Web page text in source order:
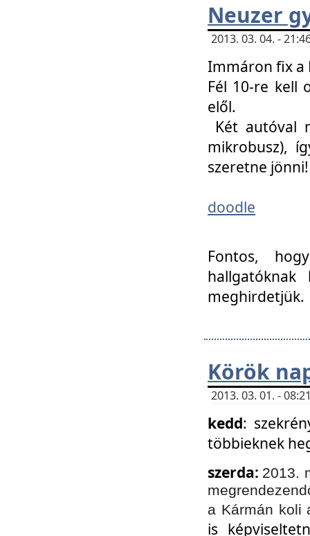
Neuzer
2013. 03. 04. -
Immáron fix a
Fél 10-re kell
elől.
Két autóval
mikrobusz),
szeretne jönni!
doodle
Fontos,
meghirdetjük.
Körök
2013. 03. 01. -
kedd:
többieknek
szerda: 2013.
a Kármán koli
is